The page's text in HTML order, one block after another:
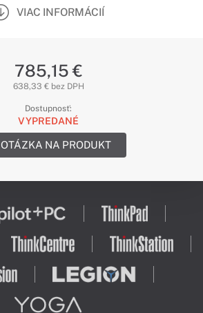
VIAC INFORMÁCIÍ
785,15 €
638,33 € bez DPH
Dostupnosť:
VYPREDANÉ
OTÁZKA NA PRODUKT